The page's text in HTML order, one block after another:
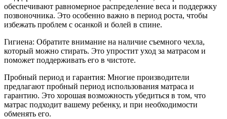
обеспечивают равномерное распределение веса и поддержку
позвоночника. Это особенно важно в период роста, чтобы
избежать проблем с осанкой и болей в спине.
Гигиена: Обратите внимание на наличие съемного чехла,
который можно стирать. Это упростит уход за матрасом и
поможет поддерживать его в чистоте.
Пробный период и гарантия: Многие производители
предлагают пробный период использования матраса и
гарантию. Это хорошая возможность убедиться в том, что
матрас подходит вашему ребенку, и при необходимости
обменять его.